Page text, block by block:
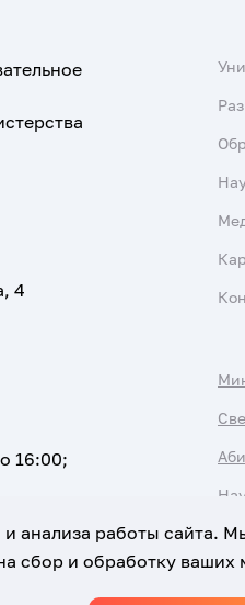
4
16:00;
и анализа работы
сбор и обработку